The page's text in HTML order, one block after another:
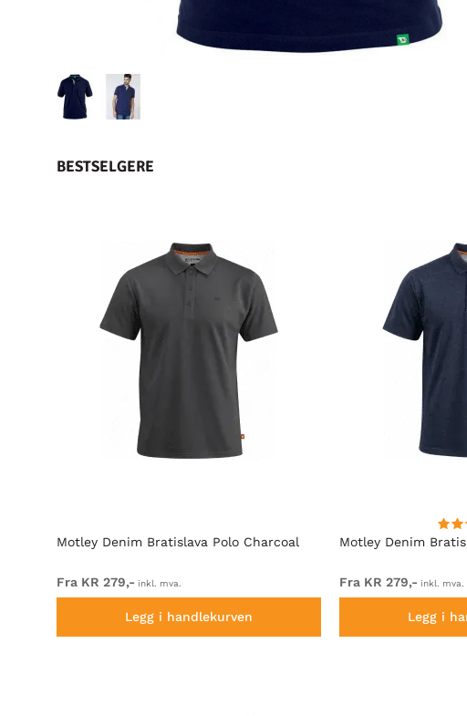
BESTSELGERE
Motley Denim Bratislava Polo Charcoal
Fra KR 279,- inkl. mva.
Legg i handlekurven
Motley Denim
Fra KR 279,- inkl. mva.
Legg i